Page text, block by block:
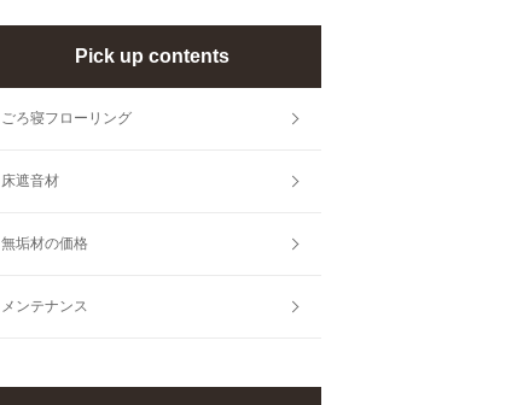
Pick up contents
ごろ寝フローリング
床遮音材
無垢材の価格
メンテナンス